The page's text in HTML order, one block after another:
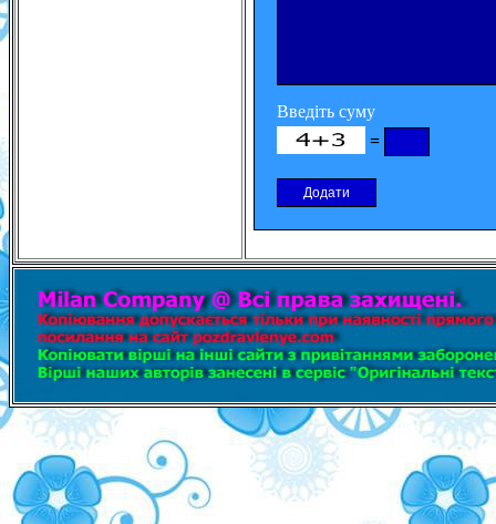
Введіть суму
=